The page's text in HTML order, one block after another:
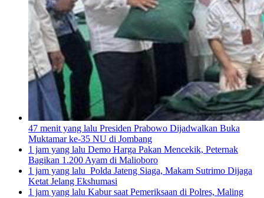
47 menit yang lalu Presiden Prabowo Dijadwalkan Buka
Muktamar ke-35 NU di Jombang
1 jam yang lalu Demo Harga Pakan Mencekik, Peternak
Bagikan 1.200 Ayam di Malioboro
1 jam yang lalu Polda Jateng Siaga, Makam Sutrimo Dijaga
Ketat Jelang Ekshumasi
1 jam yang lalu Kabur saat Pemeriksaan di Polres, Maling